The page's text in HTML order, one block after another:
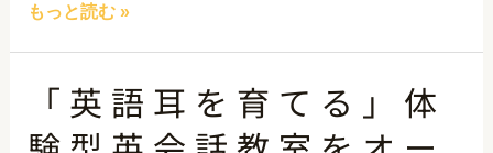
もっと読む »
「英語耳を育てる」体